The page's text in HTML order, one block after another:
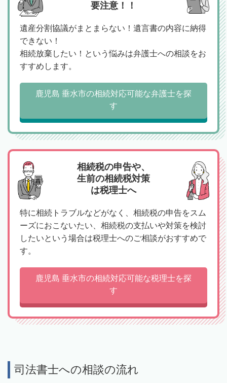
要注意！！
遺産分割協議がまとまらない！遺言書の内容に納得
できない！
相続放棄したい！という悩みは弁護士への相談をお
すすめします。
鹿児島 垂水市の相続対応可能な弁護士を探
す
相続税の申告や、
生前の相続税対策
は税理士へ
特に相続トラブルなどがなく、相続税の申告をスム
ーズにおこないたい、相続税の支払いや対策を検討
したいという場合は税理士へのご相談がおすすめで
す。
鹿児島 垂水市の相続対応可能な税理士を探
す
司法書士への相談の流れ